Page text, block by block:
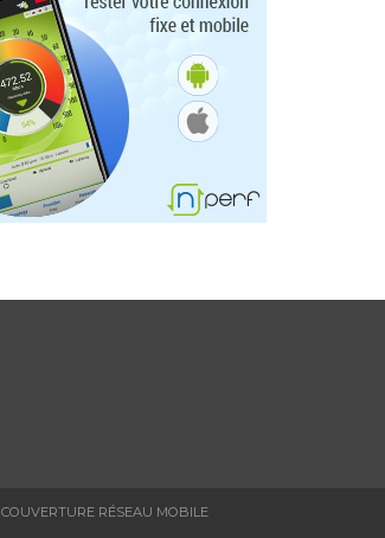
COUVERTURE RÉSEAU MOBILE